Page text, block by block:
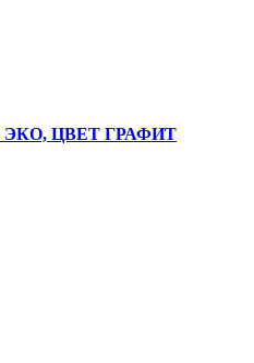
ЦВЕТ ГРАФИТ